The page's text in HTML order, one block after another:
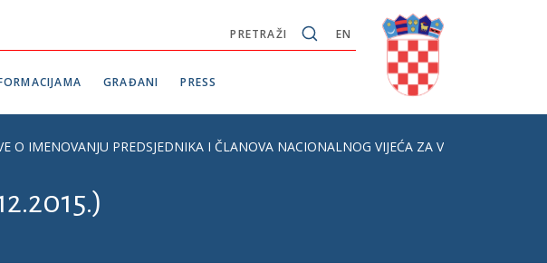
EN
PRETRAŽI
GRAĐANI PRESS
IMENOVANJU PREDSJEDNIKA I ČLANOVA NACIONALNOG VIJEĆA ZA VODE